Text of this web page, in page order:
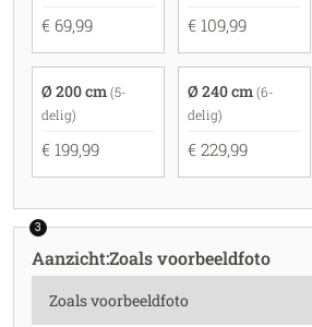
€ 69,99 € 109,99
Ø 200 cm (5-
delig)
€ 199,99
Ø 240 cm (6-
delig)
€ 229,99
3
Aanzicht:Zoals voorbeeldfoto